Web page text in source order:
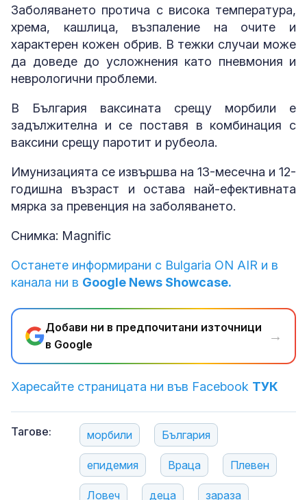
Заболяването протича с висока температура,
хрема, кашлица, възпаление на очите и
характерен кожен обрив. В тежки случаи може
да доведе до усложнения като пневмония и
неврологични проблеми.
В България ваксината срещу морбили е
задължителна и се поставя в комбинация с
ваксини срещу паротит и рубеола.
Имунизацията се извършва на 13-месечна и 12-
годишна възраст и остава най-ефективната
мярка за превенция на заболяването.
Снимка: Magnific
Останете информирани с Bulgaria ON AIR и в
канала ни в Google News Showcase.
Добави ни в предпочитани източници
в Google
→
Харесайте страницата ни във Facebook ТУК
Тагове: морбили България
епидемия Враца Плевен
Ловеч деца зараза